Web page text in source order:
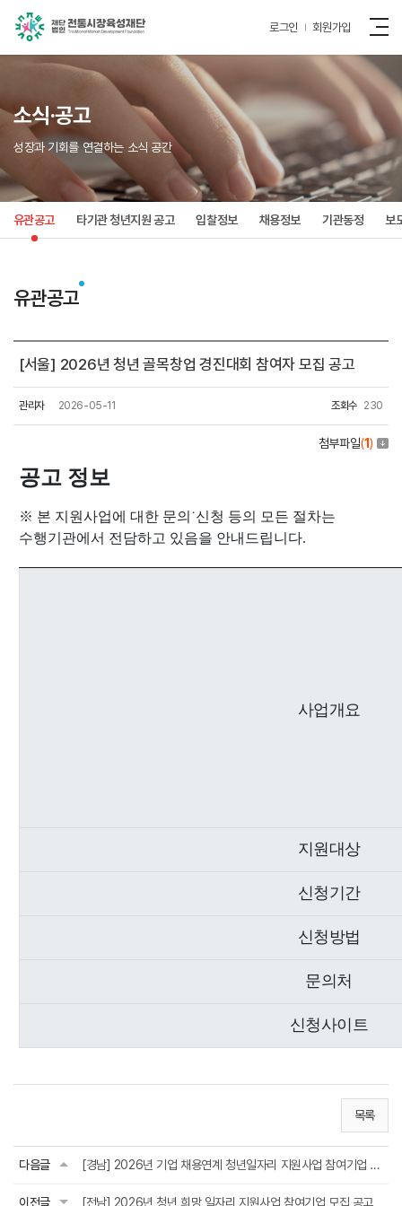
로그인 회원가입
소식·공고
성장과 기회를 연결하는 소식 공간
유관공고 타기관 청년지원 공고 입찰정보 채용정보 기관동정 보
유관공고
[서울] 2026년 청년 골목창업 경진대회 참여자 모집 공고
관리자 2026-05-11 조회수 230
첨부파일(1)
공고 정보
※ 본 지원사업에 대한 문의˙신청 등의 모든 절차는
수행기관에서 전담하고 있음을 안내드립니다.
사업개요
지원대상
신청기간
신청방법
문의처
신청사이트
목록
다음글 [경남] 2026년 기업 채용연계 청년일자리 지원사업 참여기업 모집 공고
이전글 [전남] 2026년 청년 희망 일자리 지원사업 참여기업 모집 공고